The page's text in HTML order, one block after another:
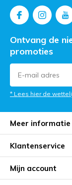
Ontvang de
promoties
* Lees hier de
Meer informatie
Klantenservice
Mijn account